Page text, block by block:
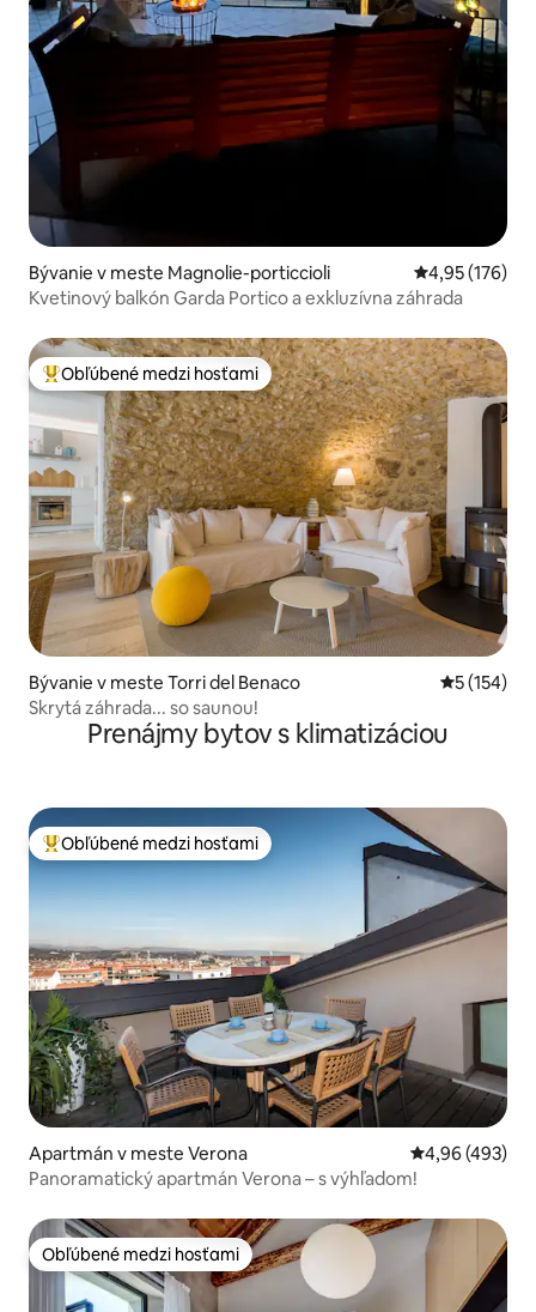
Bývanie v meste Magnolie-porticcioli Priemerné
4,95 (176)
Kvetinový balkón Garda Portico a exkluzívna záhrada
Najobľúbenejšie medzi hosťami
Obľúbené medzi hosťami
Bývanie v meste Torri del Benaco Priemerné
5 (154)
Skrytá záhrada... so saunou!
Prenájmy bytov s klimatizáciou
Najobľúbenejšie medzi hosťami
Obľúbené medzi hosťami
Apartmán v meste Verona Priemerné
4,96 (493)
Panoramatický apartmán Verona – s výhľadom!
Obľúbené medzi hosťami
Obľúbené medzi hosťami